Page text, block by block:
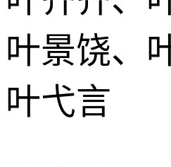
叶景饶、
叶弋言